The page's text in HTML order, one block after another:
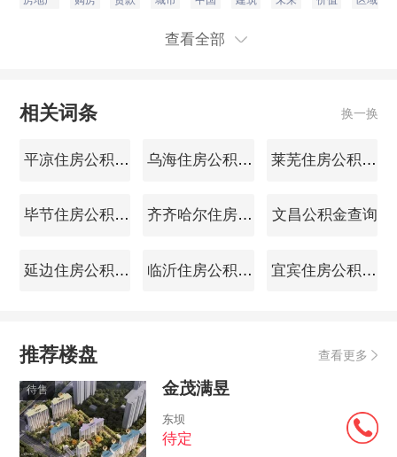
查看全部
相关词条 换一换
平凉住房公积金查询 乌海住房公积金查询 莱芜住房公积金查询
毕节住房公积金查询 齐齐哈尔住房公积金查询 文昌公积金查询
延边住房公积金查询 临沂住房公积金查询 宜宾住房公积金查询
推荐楼盘 查看更多
待售 金茂满昱
东坝
待定